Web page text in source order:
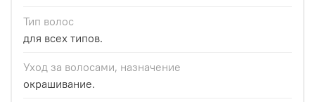
Тип волос
для всех типов.
Уход за волосами, назначение
окрашивание.